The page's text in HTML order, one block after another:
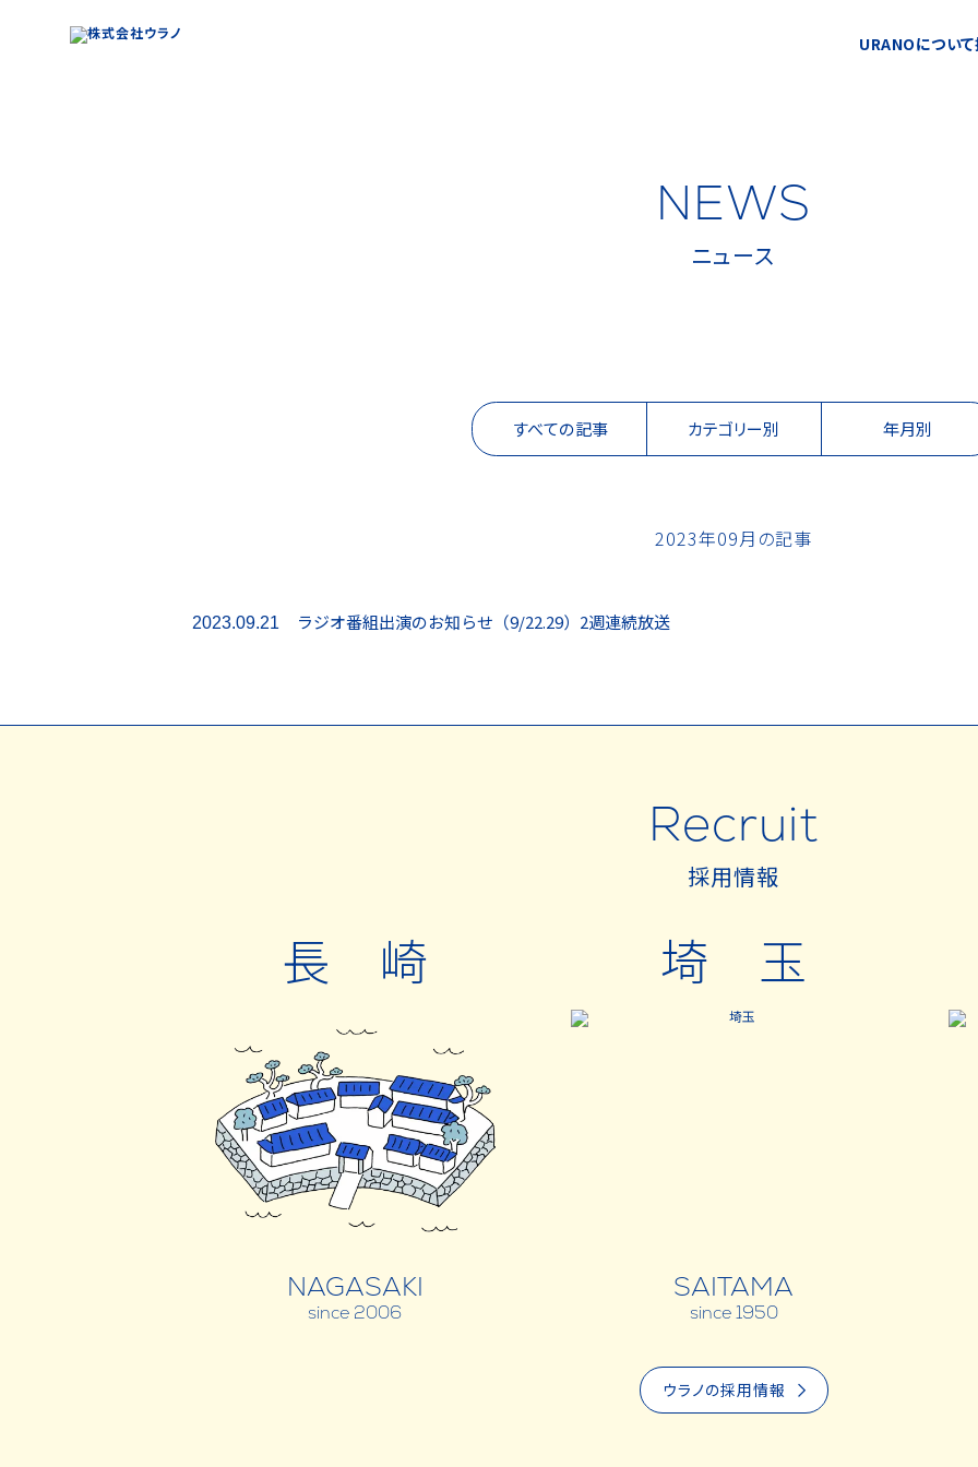
URANOについて
NEWS
ニュース
すべての記事 カテゴリー別 年月別
2023年09月の記事
2023.09.21 ラジオ番組出演のお知らせ（9/22.29）2週連続放送
Recruit
採用情報
長 崎
NAGASAKI
since 2006
埼 玉
SAITAMA
since 1950
ウラノの採用情報 